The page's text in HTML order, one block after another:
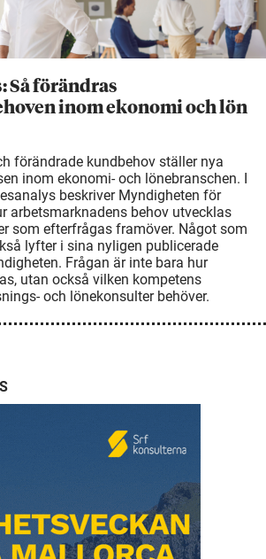
Så förändras
inom ekonomi och lön
förändrade kundbehov ställer nya
inom ekonomi- och lönebranschen. I
beskriver Myndigheten för
arbetsmarknadens behov utvecklas
som efterfrågas framöver. Något som
lyfter i sina nyligen publicerade
Frågan är inte bara hur
utan också vilken kompetens
och lönekonsulter behöver.